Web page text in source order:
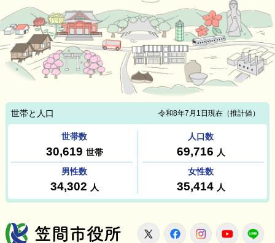
笠間市役所
X FacebookInstagram